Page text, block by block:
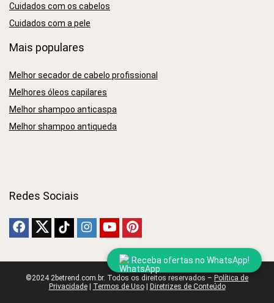
Receba ofertas no WhatsApp!
Cuidados com os cabelos
Cuidados com a pele
Mais populares
Melhor secador de cabelo profissional
Melhores óleos capilares
Melhor shampoo anticaspa
Melhor shampoo antiqueda
Redes Sociais
©2024 2betrend.com.br. Todos os direitos reservados – Política de
Privacidade| Termos de Uso| Diretrizes de Conteúdo